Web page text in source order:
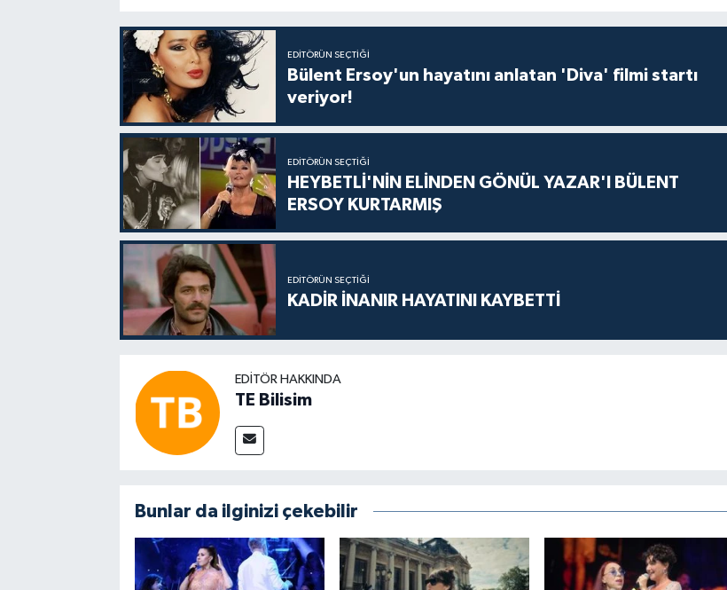
EDITÖRÜN SEÇTIĞI
Bülent Ersoy'un hayatını anlatan 'Diva' filmi startı
veriyor!
EDITÖRÜN SEÇTIĞI
HEYBETLİ'NİN ELİNDEN GÖNÜL YAZAR'I BÜLENT
ERSOY KURTARMIŞ
EDITÖRÜN SEÇTIĞI
KADİR İNANIR HAYATINI KAYBETTİ
EDITÖR HAKKINDA
TE Bilisim
Bunlar da ilginizi çekebilir